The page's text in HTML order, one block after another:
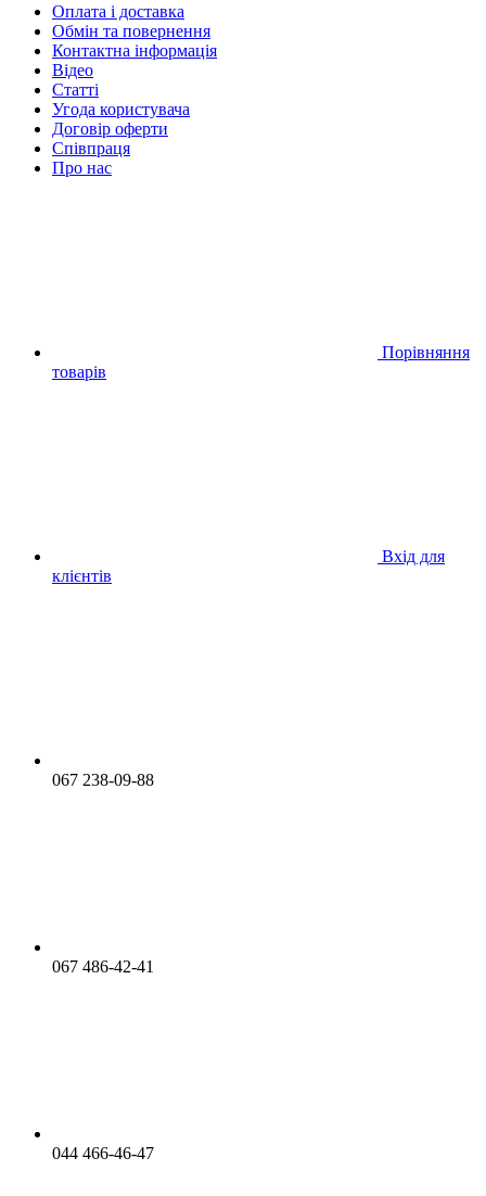
Оплата і доставка
Обмін та повернення
Контактна інформація
Відео
Статті
Угода користувача
Договір оферти
Співпраця
Про нас
Порівняння
товарів
Вхід для
клієнтів
067 238-09-88
067 486-42-41
044 466-46-47